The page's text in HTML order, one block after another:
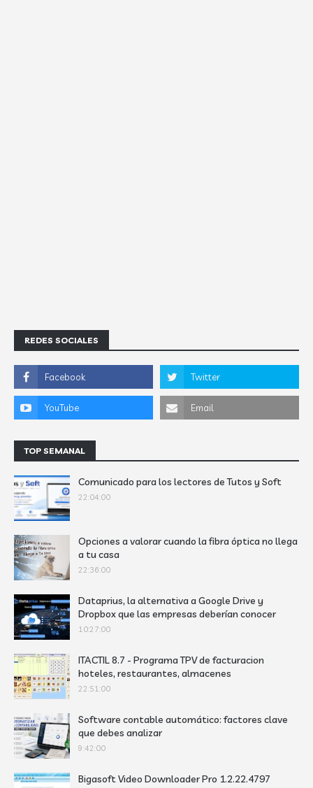
REDES SOCIALES
TOP SEMANAL
Comunicado para los lectores de Tutos y Soft
22:04:00
Opciones a valorar cuando la fibra óptica no llega
a tu casa
22:36:00
Dataprius, la alternativa a Google Drive y
Dropbox que las empresas deberían conocer
10:27:00
ITACTIL 8.7 - Programa TPV de facturacion
hoteles, restaurantes, almacenes
22:51:00
Software contable automático: factores clave
que debes analizar
9:42:00
Bigasoft Video Downloader Pro 1.2.22.4797